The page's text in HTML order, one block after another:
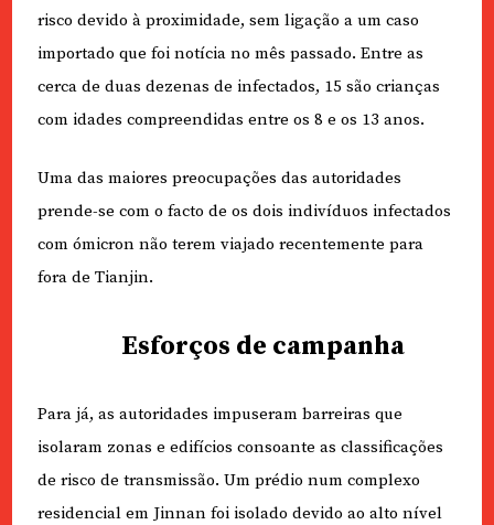
risco devido à proximidade, sem ligação a um caso
importado que foi notícia no mês passado. Entre as
cerca de duas dezenas de infectados, 15 são crianças
com idades compreendidas entre os 8 e os 13 anos.
Uma das maiores preocupações das autoridades
prende-se com o facto de os dois indivíduos infectados
com ómicron não terem viajado recentemente para
fora de Tianjin.
Esforços de campanha
Para já, as autoridades impuseram barreiras que
isolaram zonas e edifícios consoante as classificações
de risco de transmissão. Um prédio num complexo
residencial em Jinnan foi isolado devido ao alto nível